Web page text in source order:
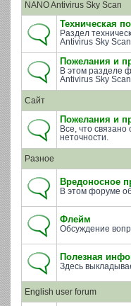
NANO Antivirus Sky Scan
Техническая
Раздел
Antivirus Sky Scan.
Пожелания и
В этом разделе
Antivirus Sky Scan.
Сайт
Пожелания и
Все, что связано
неточности.
Разное
Вредоносное
В этом форуме
Флейм
Обсуждение
Полезная
Здесь
English user forum